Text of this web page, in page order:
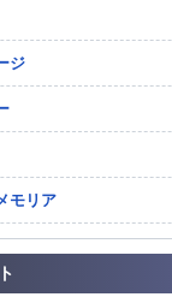
ジ
モリア